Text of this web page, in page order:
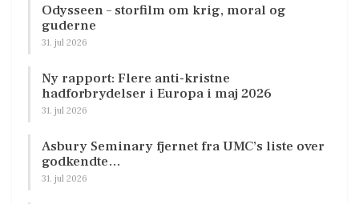
Odysseen – storfilm om krig, moral og
guderne
31. jul 2026
Ny rapport: Flere anti-kristne
hadforbrydelser i Europa i maj 2026
31. jul 2026
Asbury Seminary fjernet fra UMC’s liste over
godkendte…
31. jul 2026